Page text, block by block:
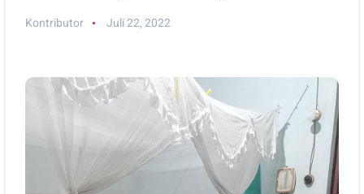
Kontributor Juli 22, 2022